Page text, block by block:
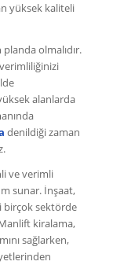
yüksek kaliteli
olmalıdır.
alanlarda
denildiği zaman
ve verimli
sunar. İnşaat,
birçok sektörde
kiralama,
sağlarken,